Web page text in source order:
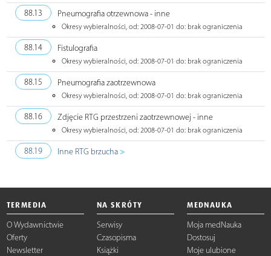
88.13 Pneumografia otrzewnowa - inne
Okresy wybieralności, od: 2008-07-01 do: brak ograniczenia
88.14 Fistulografia
Okresy wybieralności, od: 2008-07-01 do: brak ograniczenia
88.15 Pneumografia zaotrzewnowa
Okresy wybieralności, od: 2008-07-01 do: brak ograniczenia
88.16 Zdjęcie RTG przestrzeni zaotrzewnowej - inne
Okresy wybieralności, od: 2008-07-01 do: brak ograniczenia
88.19 Inne RTG brzucha>
TERMEDIA
O Wydawnictwie
Oferty
Newsletter
NA SKRÓTY
Serwisy
Czasopisma
Książki
MEDNAUKA
Moja medNauka
Dostosuj
Moje ulubione